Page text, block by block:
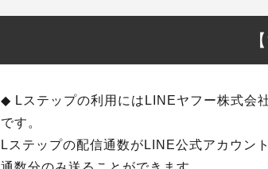
◆ Lステップの利用にはLINEヤフー株式会
です。
Lステップの配信通数がLINE公式アカウン